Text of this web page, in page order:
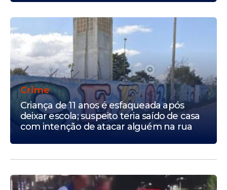
Crime
Criança de 11 anos é esfaqueada após
deixar escola; suspeito teria saído de casa
com intenção de atacar alguém na rua